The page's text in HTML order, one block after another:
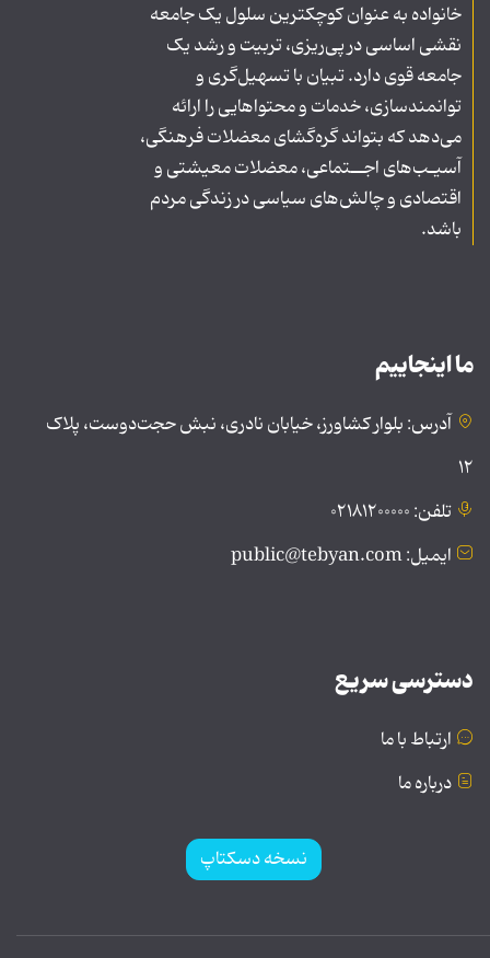
خانواده به عنوان کوچکترین سلول یک جامعه
نقشی اساسی در پی‌ریزی، تربیت و رشد یک
جامعه قوی دارد. تبیان با تسهیل‌گری و
توانمندسازی، خدمات و محتواهایی را ارائه
می‌دهد که بتواند گره‌گشای معضلات فرهنگی،
آسیـب‌های اجــتماعی، معضلات معیشتی و
اقتصادی و چالش‌های سیاسی در زندگی مردم
باشد.
ما اینجاییم
آدرس: بلوار کشاورز، خیابان نادری، نبش حجت‌دوست، پلاک
۱۲
تلفن: ۰۲۱۸۱۲۰۰۰۰۰
ایمیل: public@tebyan.com
دسترسی سریع
ارتباط با ما
درباره ما
نسخه دسکتاپ